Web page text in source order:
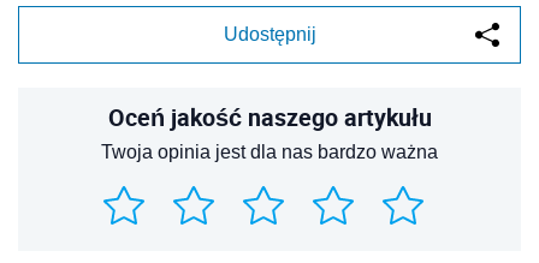
Udostępnij
Oceń jakość naszego artykułu
Twoja opinia jest dla nas bardzo ważna